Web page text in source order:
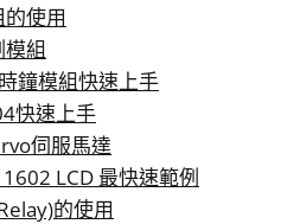
使用
組
鐘模組快速上手
快速上手
伺服馬達
LCD 最快速範例
的使用